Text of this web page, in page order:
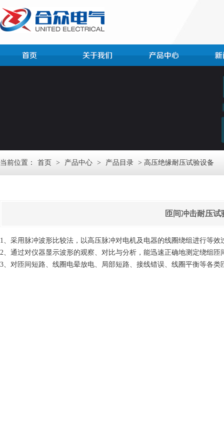
当前位置： 首页 > 产品中心 > 产品目录 > 高压绝缘耐压试验设备
匝间冲击耐压
1、采用脉冲波形比较法，以高压脉冲对电机及电器的线圈绕组进行等效
2、通过对仪器显示波形的观察、对比与分析，能迅速正确地测定绕组匝
3、对匝间短路、线圈电晕放电、局部短路、接线错误、线圈平衡等各